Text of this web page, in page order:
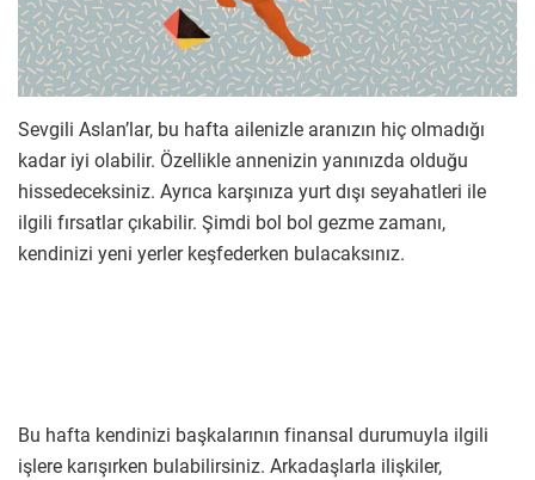
Sevgili Aslan’lar, bu hafta ailenizle aranızın hiç olmadığı
kadar iyi olabilir. Özellikle annenizin yanınızda olduğu
hissedeceksiniz. Ayrıca karşınıza yurt dışı seyahatleri ile
ilgili fırsatlar çıkabilir. Şimdi bol bol gezme zamanı,
kendinizi yeni yerler keşfederken bulacaksınız.
Bu hafta kendinizi başkalarının finansal durumuyla ilgili
işlere karışırken bulabilirsiniz. Arkadaşlarla ilişkiler,